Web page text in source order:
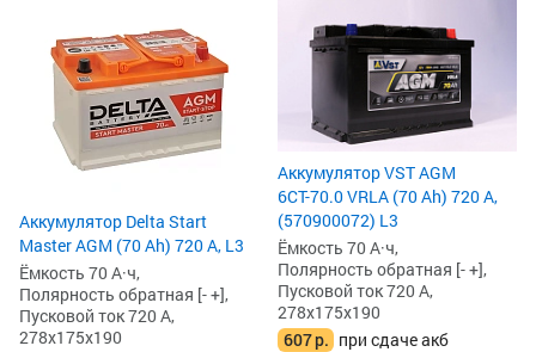
Аккумулятор Delta Start
Master AGM (70 Ah) 720 А, L3
Ёмкость 70 А·ч,
Полярность обратная [- +],
Пусковой ток 720 А,
278x175x190
Аккумулятор VST AGM
6СТ-70.0 VRLA (70 Ah) 720 А,
(570900072) L3
Ёмкость 70 А·ч,
Полярность обратная [- +],
Пусковой ток 720 А,
278x175x190
607р. при сдаче акб